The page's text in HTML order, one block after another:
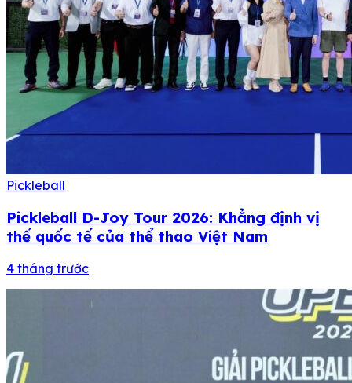
Pickleball
Pickleball D-Joy Tour 2026: Khẳng định vị
thế quốc tế của thể thao Việt Nam
4 tháng trước